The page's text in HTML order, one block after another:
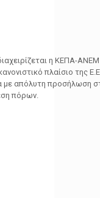
η ΚΕΠΑ-
πλαίσιο της
με απόλυτη προσήλωση
πόρων.